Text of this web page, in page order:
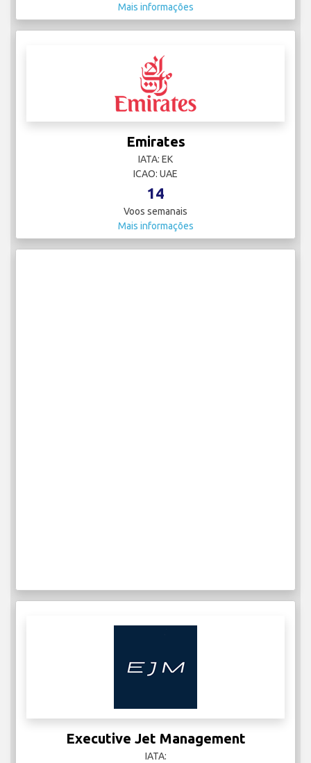
Mais informações
Emirates
IATA: EK
ICAO: UAE
14
Voos semanais
Mais informações
Executive Jet Management
IATA: